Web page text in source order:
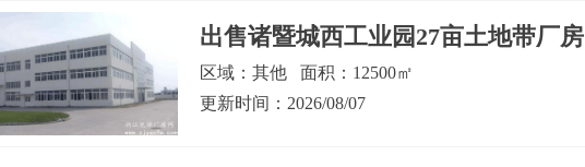
出售诸暨城西工业园27亩土地带厂房
区域：其他 面积：12500㎡
更新时间：2026/08/07